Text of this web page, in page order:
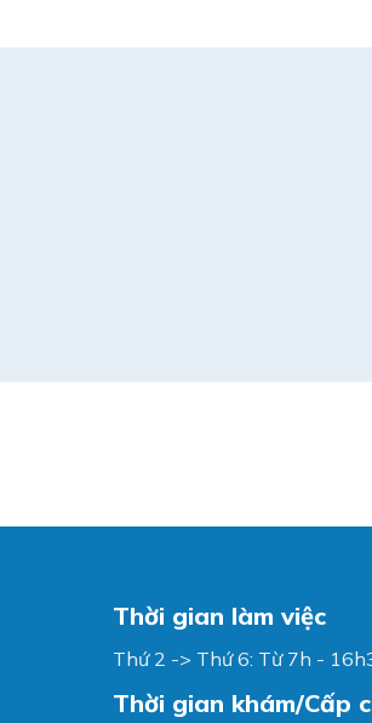
Thời gian làm việc
Thứ 2 -> Thứ 6: Từ 7h -
Thời gian khám/Cấp